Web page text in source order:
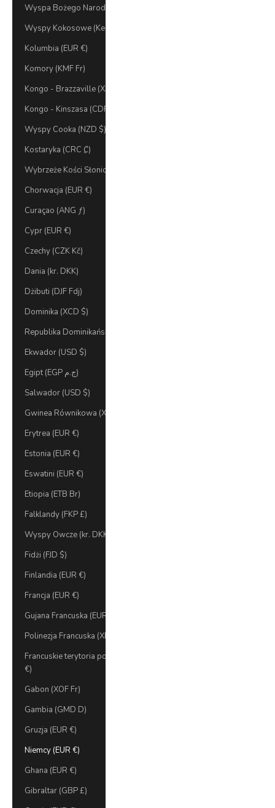
Wyspa Bożego Narodzenia (AUD $)
Wyspy Kokosowe (Keeling) (AUD $)
Kolumbia (EUR €)
Komory (KMF Fr)
Kongo - Brazzaville (XAF CFA)
Kongo - Kinszasa (CDF Fr)
Wyspy Cooka (NZD $)
Kostaryka (CRC ₡)
Wybrzeże Kości Słoniowej (XOF Fr)
Chorwacja (EUR €)
Curaçao (ANG ƒ)
Cypr (EUR €)
Czechy (CZK Kč)
Dania (kr. DKK)
Dżibuti (DJF Fdj)
Dominika (XCD $)
Republika Dominikańska (DOP $)
Ekwador (USD $)
Egipt (EGP ج.م)
Salwador (USD $)
Gwinea Równikowa (XAF CFA)
Erytrea (EUR €)
Estonia (EUR €)
Eswatini (EUR €)
Etiopia (ETB Br)
Falklandy (FKP £)
Wyspy Owcze (kr. DKK)
Fidżi (FJD $)
Finlandia (EUR €)
Francja (EUR €)
Gujana Francuska (EUR €)
Polinezja Francuska (XPF Fr)
Francuskie terytoria południowe (EUR
€)
Gabon (XOF Fr)
Gambia (GMD D)
Gruzja (EUR €)
Niemcy (EUR €)
Ghana (EUR €)
Gibraltar (GBP £)